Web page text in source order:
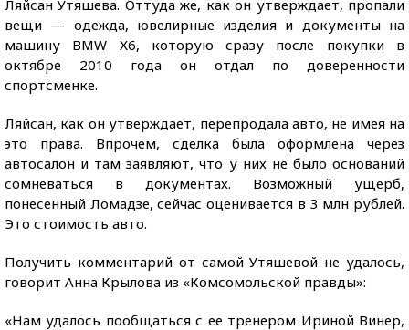
Ляйсан Утяшева. Оттуда же, как он утверждает, пропали
вещи — одежда, ювелирные изделия и документы на
машину BMW Х6, которую сразу после покупки в
октябре 2010 года он отдал по доверенности
спортсменке.
Ляйсан, как он утверждает, перепродала авто, не имея на
это права. Впрочем, сделка была оформлена через
автосалон и там заявляют, что у них не было оснований
сомневаться в документах. Возможный ущерб,
понесенный Ломадзе, сейчас оценивается в 3 млн рублей.
Это стоимость авто.
Получить комментарий от самой Утяшевой не удалось,
говорит Анна Крылова из «Комсомольской правды»:
«Нам удалось пообщаться с ее тренером Ириной Винер,